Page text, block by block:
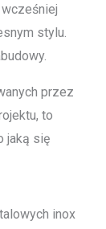
stylu.
przez
to
jaką się